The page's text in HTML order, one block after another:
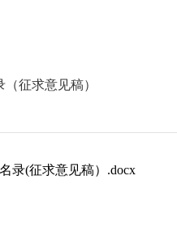
征求意见稿）
录(征求意见稿）.docx